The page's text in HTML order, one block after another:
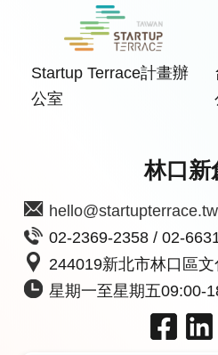
Startup Terrace計畫辦
公室
林口新
hello@startupterrace.tw
02-2369-2358 / 02-
244019新北市林口區
星期一至星期五09:00-